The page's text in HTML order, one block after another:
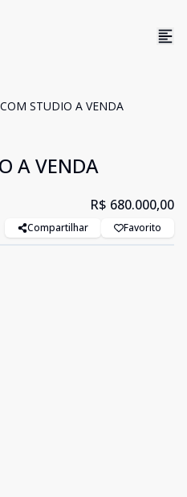
STUDIO A VENDA
A VENDA
R$ 680.000,00
Compartilhar Favorito